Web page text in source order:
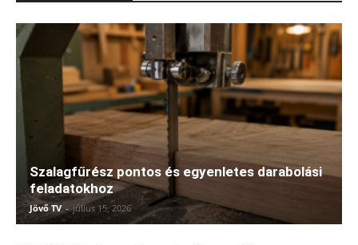
Szalagfűrész pontos és egyenletes darabolási
feladatokhoz
Jövő TV - július 15, 2026